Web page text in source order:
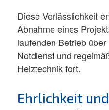
Diese Verlässlichkeit
Abnahme eines
laufenden Betrieb
Notdienst und
Heiztechnik fort.​
Ehrlichkeit